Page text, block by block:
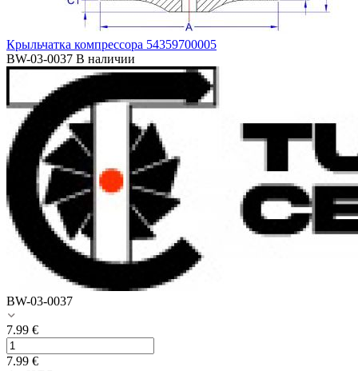
Крыльчатка компрессора 54359700005
BW-03-0037 В наличии
BW-03-0037
7.99 €
7.99 €